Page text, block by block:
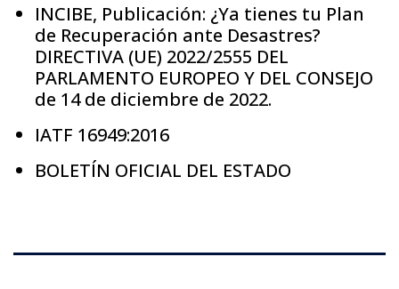
INCIBE, Publicación: ¿Ya tienes tu Plan
de Recuperación ante Desastres?
DIRECTIVA (UE) 2022/2555 DEL
PARLAMENTO EUROPEO Y DEL CONSEJO
de 14 de diciembre de 2022.
IATF 16949:2016
BOLETÍN OFICIAL DEL ESTADO